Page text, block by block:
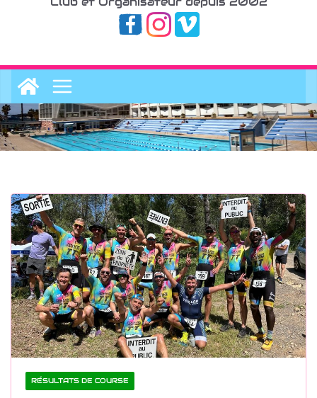
RÉSULTATS DE COURSE